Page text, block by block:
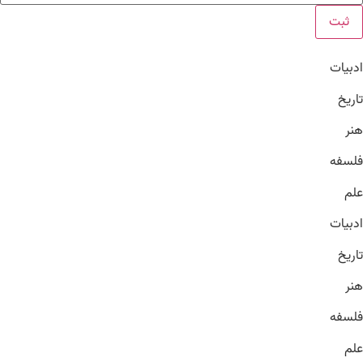
ثبت
ادبیات
تاریخ
هنر
فلسفه
علم
ادبیات
تاریخ
هنر
فلسفه
علم